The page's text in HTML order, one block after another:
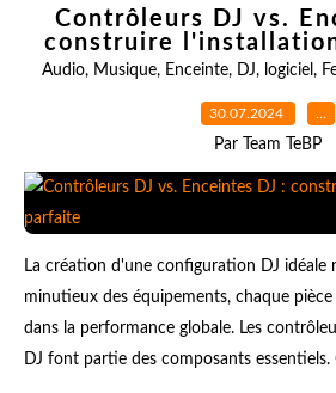
Contrôleurs DJ vs.
construire
Audio, Musique, Enceinte, DJ, logiciel ,
30.07.2024 …
Par Team TeBP
La création d'une configuration DJ idéale
minutieux des équipements, chaque
dans la performance globale. Les
DJ font partie des composants essentiels.